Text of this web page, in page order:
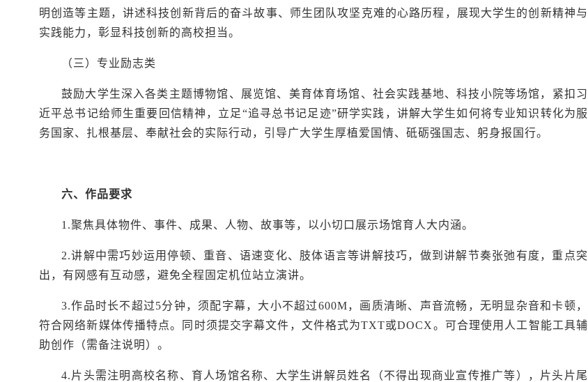
明创造等主题，讲述科技创新背后的奋斗故事、师生团队攻坚克难的心路历程，展现大学生的创新精神与
实践能力，彰显科技创新的高校担当。
（三）专业励志类
鼓励大学生深入各类主题博物馆、展览馆、美育体育场馆、社会实践基地、科技小院等场馆，紧扣习
近平总书记给师生重要回信精神，立足“追寻总书记足迹”研学实践，讲解大学生如何将专业知识转化为服
务国家、扎根基层、奉献社会的实际行动，引导广大学生厚植爱国情、砥砺强国志、躬身报国行。
六、作品要求
1.聚焦具体物件、事件、成果、人物、故事等，以小切口展示场馆育人大内涵。
2.讲解中需巧妙运用停顿、重音、语速变化、肢体语言等讲解技巧，做到讲解节奏张弛有度，重点突
出，有网感有互动感，避免全程固定机位站立演讲。
3.作品时长不超过5分钟，须配字幕，大小不超过600M，画质清晰、声音流畅，无明显杂音和卡顿，
符合网络新媒体传播特点。同时须提交字幕文件，文件格式为TXT或DOCX。可合理使用人工智能工具辅
助创作（需备注说明）。
4.片头需注明高校名称、育人场馆名称、大学生讲解员姓名（不得出现商业宣传推广等），片头片尾